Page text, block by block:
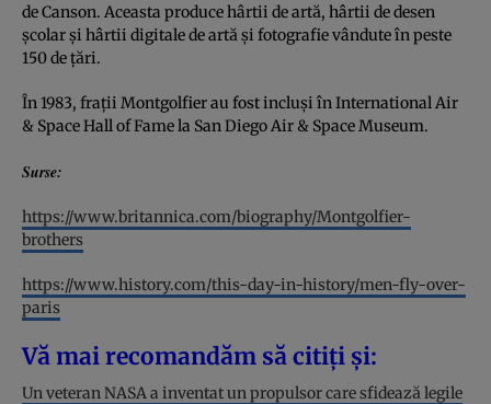
de Canson. Aceasta produce hârtii de artă, hârtii de desen
școlar și hârtii digitale de artă și fotografie vândute în peste
150 de țări.
În 1983, frații Montgolfier au fost incluși în International Air
& Space Hall of Fame la San Diego Air & Space Museum.
Surse:
https://www.britannica.com/biography/Montgolfier-
brothers
https://www.history.com/this-day-in-history/men-fly-over-
paris
Vă mai recomandăm să citiți și:
Un veteran NASA a inventat un propulsor care sfidează legile